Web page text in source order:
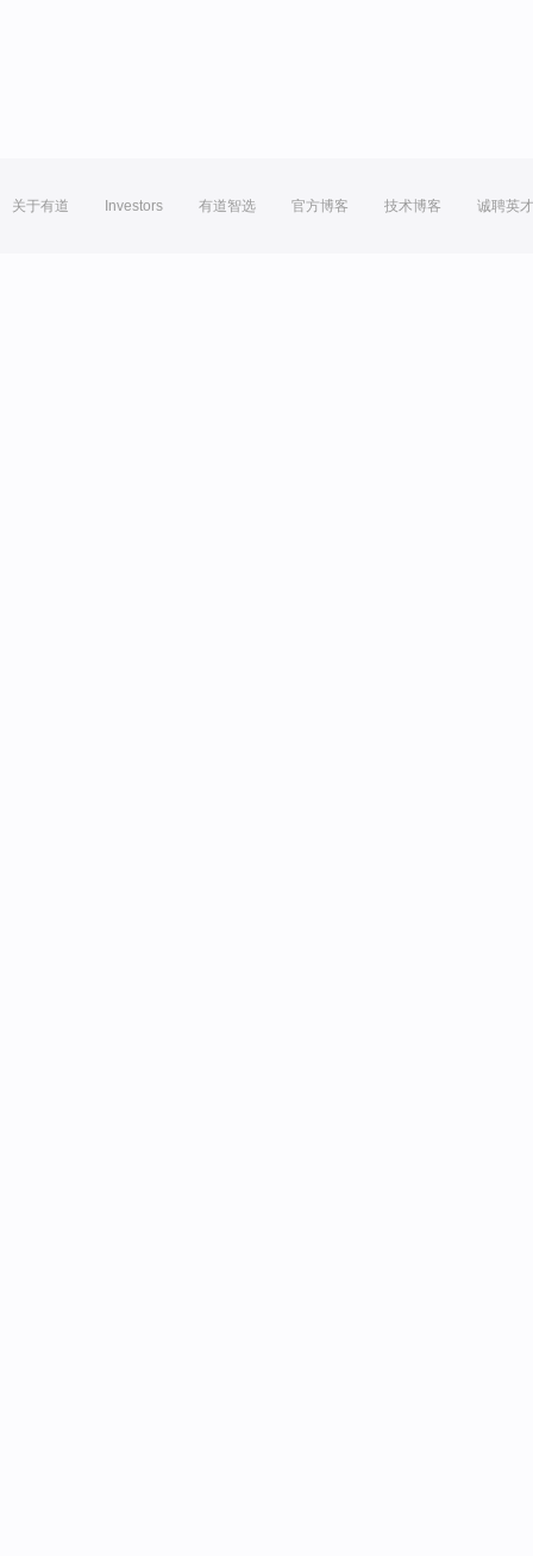
关于有道 Investors 有道智选 官方博客 技术博客 诚聘英才